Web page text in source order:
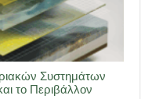
Συστημάτων
το Περιβάλλον